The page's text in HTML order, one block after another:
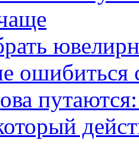
ошибиться